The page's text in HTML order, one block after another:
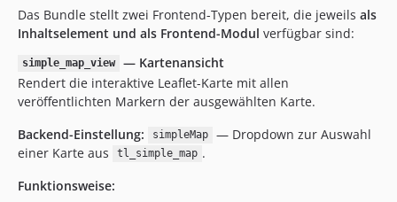
Das Bundle stellt zwei Frontend-Typen bereit, die jeweils als
Inhaltselement und als Frontend-Modul verfügbar sind:
simple_map_view
— Kartenansicht
Rendert die interaktive Leaflet-Karte mit allen
veröffentlichten Markern der ausgewählten Karte.
Backend-Einstellung:
simpleMap
— Dropdown zur Auswahl
einer Karte aus
tl_simple_map .
Funktionsweise: